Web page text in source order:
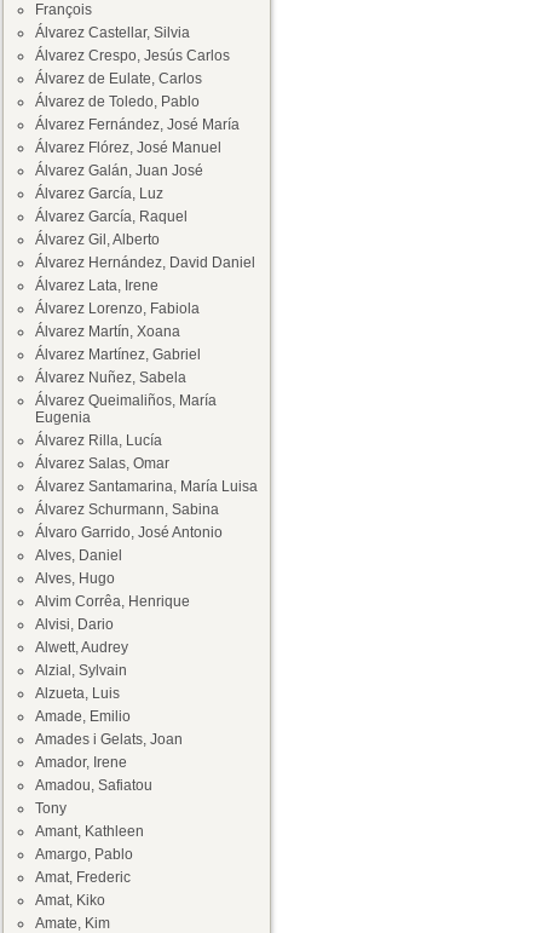
François
Álvarez Castellar, Silvia
Álvarez Crespo, Jesús Carlos
Álvarez de Eulate, Carlos
Álvarez de Toledo, Pablo
Álvarez Fernández, José María
Álvarez Flórez, José Manuel
Álvarez Galán, Juan José
Álvarez García, Luz
Álvarez García, Raquel
Álvarez Gil, Alberto
Álvarez Hernández, David Daniel
Álvarez Lata, Irene
Álvarez Lorenzo, Fabiola
Álvarez Martín, Xoana
Álvarez Martínez, Gabriel
Álvarez Nuñez, Sabela
Álvarez Queimaliños, María
Eugenia
Álvarez Rilla, Lucía
Álvarez Salas, Omar
Álvarez Santamarina, María Luisa
Álvarez Schurmann, Sabina
Álvaro Garrido, José Antonio
Alves, Daniel
Alves, Hugo
Alvim Corrêa, Henrique
Alvisi, Dario
Alwett, Audrey
Alzial, Sylvain
Alzueta, Luis
Amade, Emilio
Amades i Gelats, Joan
Amador, Irene
Amadou, Safiatou
Tony
Amant, Kathleen
Amargo, Pablo
Amat, Frederic
Amat, Kiko
Amate, Kim